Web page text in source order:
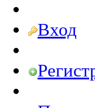
Вход